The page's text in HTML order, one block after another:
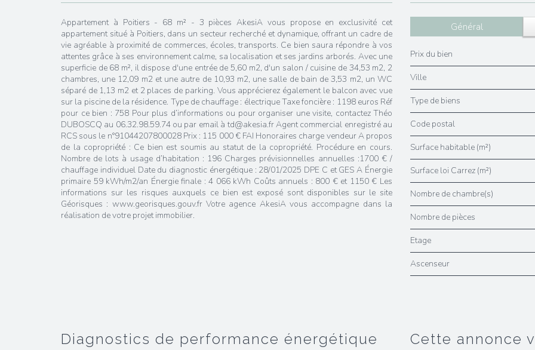
Appartement à Poitiers - 68 m² - 3 pièces AkesiA vous propose en exclusivité cet
appartement situé à Poitiers, dans un secteur recherché et dynamique, offrant un cadre de
vie agréable à proximité de commerces, écoles, transports. Ce bien saura répondre à vos
attentes grâce à ses environnement calme, sa localisation et ses jardins arborés. Avec une
superficie de 68 m², il dispose d'une entrée de 5,60 m2, d'un salon / cuisine de 34,53 m2, 2
chambres, une 12,09 m2 et une autre de 10,93 m2, une salle de bain de 3,53 m2, un WC
séparé de 1,13 m2 et 2 places de parking. Vous apprécierez également le balcon avec vue
sur la piscine de la résidence. Type de chauffage : électrique Taxe foncière : 1198 euros Réf
pour ce bien : 758 Pour plus d’informations ou pour organiser une visite, contactez Théo
DUBOSCQ au 06.32.98.59.74 ou par email à td@akesia.fr Agent commercial enregistré au
RCS sous le n°91044207800028 Prix : 115 000 € FAI Honoraires charge vendeur A propos
de la copropriété : Ce bien est soumis au statut de la copropriété. Procédure en cours.
Nombre de lots à usage d’habitation : 196 Charges prévisionnelles annuelles :1700 € /
chauffage individuel Date du diagnostic énergétique : 28/01/2025 DPE C et GES A Énergie
primaire 59 kWh/m2/an Énergie finale : 4 066 kWh Coûts annuels : 800 € et 1150 € Les
informations sur les risques auxquels ce bien est exposé sont disponibles sur le site
Géorisques : www.georisques.gouv.fr Votre agence AkesiA vous accompagne dans la
réalisation de votre projet immobilier.
Général
Prix du bien
Ville
Type de biens
Code postal
Surface habitable (m²)
Surface loi Carrez (m²)
Nombre de chambre(s)
Nombre de pièces
Etage
Ascenseur
diagnostics de performance énergétique cette annonce